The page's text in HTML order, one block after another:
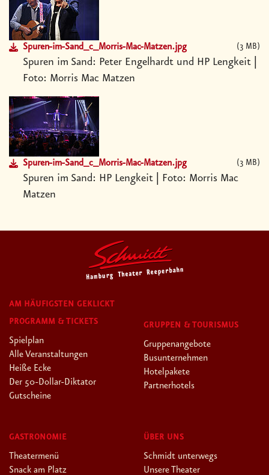
Spuren-im-Sand_c_Morris-Mac-Matzen.jpg
Spuren im Sand: Peter Engelhardt und HP Lengkeit |
Foto: Morris Mac Matzen
3 MB
Spuren-im-Sand_c_Morris-Mac-Matzen.jpg
Spuren im Sand: HP Lengkeit | Foto: Morris Mac
Matzen
3 MB
AM HÄUFIGSTEN GEKLICKT
PROGRAMM & TICKETS
Spielplan
Alle Veranstaltungen
Heiße Ecke
Der 50-Dollar-Diktator
Gutscheine
GRUPPEN & TOURISMUS
Gruppenangebote
Busunternehmen
Hotelpakete
Partnerhotels
GASTRONOMIE
Theatermenü
Snack am Platz
ÜBER UNS
Schmidt unterwegs
Unsere Theater